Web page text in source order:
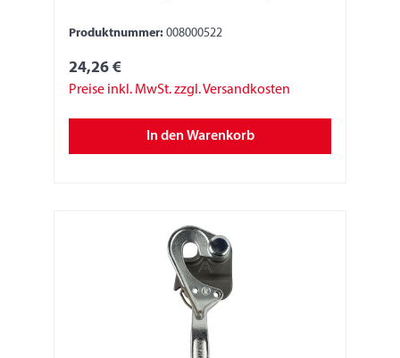
Produktnummer: 008000522
24,26 €
Preise inkl. MwSt. zzgl. Versandkosten
In den Warenkorb